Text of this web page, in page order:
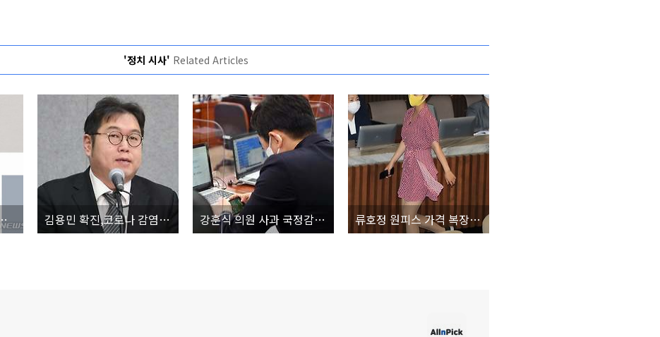
'정치 시사' Related Articles
본부 핫라인' 진행 교체 하차 누구 총정리 김용민 확진,코로나 감염 "자가격리 통보" 모든 활동 중단 최근 나꼼수 탈퇴 선언 나이 학력 총정리 강훈식 의원 사과 국정감사(국감)중 모바일 게임 물의'캔디크러쉬' 무엇? 나이 학력 총정리 류호정 원피스 가격 복장 논란 21대 최연소 국회의원 학력 나이 정의당 총정리